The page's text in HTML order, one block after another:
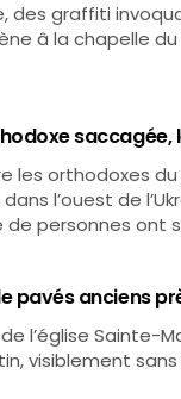
des graffiti
â la chapelle
les orthodoxes
l’ouest de
de personnes ont
anciens
l’église Sainte-
visiblement